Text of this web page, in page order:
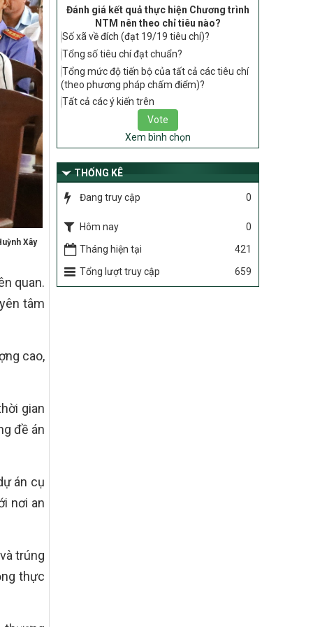
Xây
quan.
tâm
cao,
gian
đề án
án cụ
nơi an
trúng
thực
tiêu chí, điều kiện thuộc Bộ tiêu chí quốc
gia về nông thôn mới giai đoạn 2026 –
2030 thuộc phạm vi quản lý nhà nước
của Bộ Nông nghiệp và Môi trường
417/QĐ-BNNMT
Phê duyệt Chương trình mục tiêu quốc
gia xây dựng nông thôn mới, giảm nghèo
bền vững và phát triển kinh tế – xã hội
vùng đồng bào dân tộc thiểu số và miền
núi giai đoạn 2026-2035, giai đoạn I: Từ
năm 2026 đến năm 2030
Nghị quyết số 08/2026/NQ-HĐND
Quy định nguyên tắc, tiêu chí, định mức
phân bổ ngân sách trung ương thực hiện
nông thôn mới, giảm nghèo bền vững và
dân tộc thiểu số và miền núi giai đoạn
2026 – 2030 trên địa bàn tỉnh Nghệ An
Chỉ Thị số 22-CT/TU
Đánh giá kết quả thực hiện Chương trình
NTM nên theo chỉ tiêu nào?
Số xã về đích (đạt 19/19 tiêu chí)?
Tổng số tiêu chí đạt chuẩn?
Tổng mức độ tiến bộ của tất cả các tiêu chí
(theo phương pháp chấm điểm)?
Tất cả các ý kiến trên
Xem bình chọn
THỐNG KÊ
Đang truy cập 0
Hôm nay
0
Tháng hiện tại
421
Tổng lượt truy cập
659